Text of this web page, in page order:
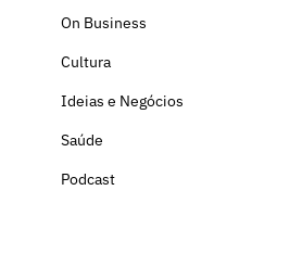
On Business
Cultura
Ideias e Negócios
Saúde
Podcast